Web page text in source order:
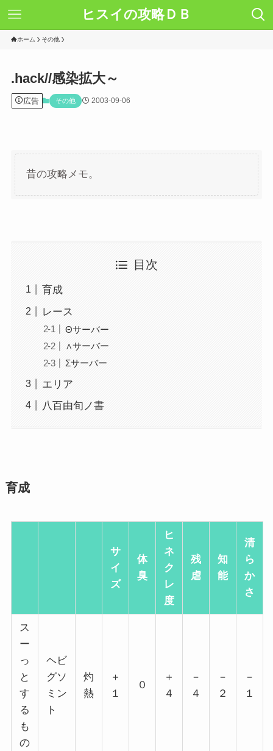
ヒスイの攻略ＤＢ
ホーム その他
.hack//感染拡大～
広告 その他 2003-09-06
昔の攻略メモ。
目次
育成
レース
Θサーバー
∧サーバー
Σサーバー
エリア
八百由旬ノ書
育成
サ
イ
ズ
体
臭
ヒ
ネ
ク
レ
度
残
虐
知
能
清
ら
か
さ
ス
ー
っ
と
す
る
も
の
ヘビ
グソ
ミン
ト
灼
熱
＋
１
０
＋
４
－
４
－
２
－
１